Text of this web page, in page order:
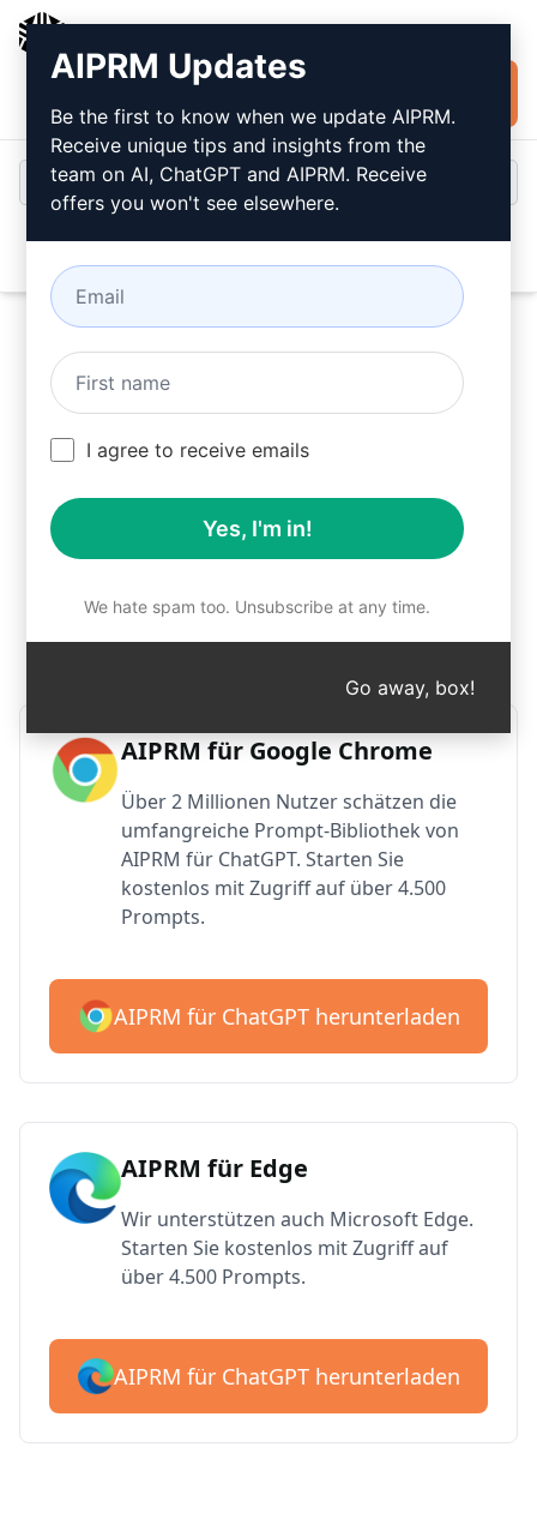
installieren
Probieren Sie dieses
ChatGPT Aufforderung
jetzt aus
Schritt 1: AIPRM kostenlos
herunterladen
AIPRM für Google Chrome
Über 2 Millionen Nutzer schätzen die
umfangreiche Prompt-Bibliothek von
AIPRM für ChatGPT. Starten Sie
kostenlos mit Zugriff auf über 4.500
Prompts.
AIPRM für ChatGPT herunterladen
AIPRM für Edge
Wir unterstützen auch Microsoft Edge.
Starten Sie kostenlos mit Zugriff auf
über 4.500 Prompts.
AIPRM für ChatGPT herunterladen
AIPRM Updates
Be the first to know when we update AIPRM.
Receive unique tips and insights from the
team on AI, ChatGPT and AIPRM. Receive
offers you won't see elsewhere.
I agree to receive emails
Yes, I'm in!
We hate spam too. Unsubscribe at any time.
Go away, box!